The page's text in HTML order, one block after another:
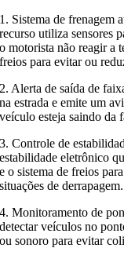
1. Sistema de frenagem
recurso utiliza sensores
o motorista não reagir a
freios para evitar ou
2. Alerta de saída de
na estrada e emite um
veículo esteja saindo da
3. Controle de
estabilidade eletrônico
e o sistema de freios
situações de derrapagem.
4. Monitoramento de
detectar veículos no
ou sonoro para evitar